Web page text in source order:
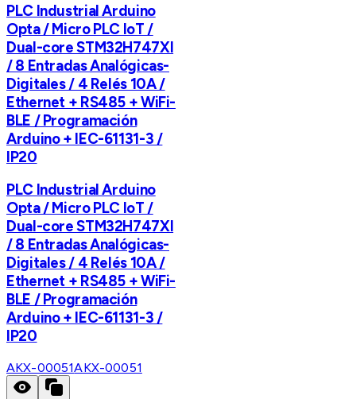
PLC Industrial Arduino
Opta / Micro PLC IoT /
Dual-core STM32H747XI
/ 8 Entradas Analógicas-
Digitales / 4 Relés 10A /
Ethernet + RS485 + WiFi-
BLE / Programación
Arduino + IEC-61131-3 /
IP20
PLC Industrial Arduino
Opta / Micro PLC IoT /
Dual-core STM32H747XI
/ 8 Entradas Analógicas-
Digitales / 4 Relés 10A /
Ethernet + RS485 + WiFi-
BLE / Programación
Arduino + IEC-61131-3 /
IP20
AKX-00051AKX-00051